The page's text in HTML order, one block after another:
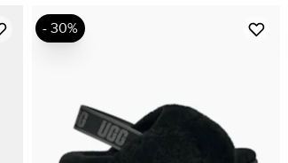
- 30%